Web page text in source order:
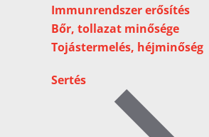
Immunrendszer erősítés
Bőr, tollazat minősége
Tojástermelés, héjminőség
Sertés